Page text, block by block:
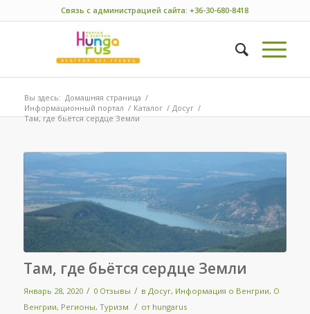
Связь с администрацией сайта: +36-30-680-8418
Вы здесь: Домашняя страница /
Информационный портал / Каталог / Досуг /
Там, где бьётся сердце Земли
Там, где бьётся сердце Земли
Январь 28, 2020 / 0 Отзывы / в Досуг, Информация о Венгрии, О
Венгрии, Регионы, Туризм / от hungarus